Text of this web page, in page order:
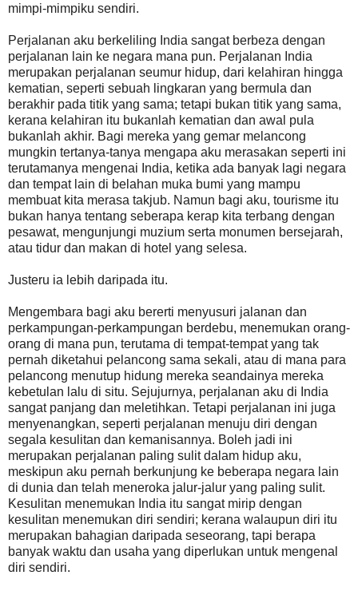
mimpi-mimpiku sendiri.
Perjalanan aku berkeliling India sangat berbeza dengan
perjalanan lain ke negara mana pun. Perjalanan India
merupakan perjalanan seumur hidup, dari kelahiran hingga
kematian, seperti sebuah lingkaran yang bermula dan
berakhir pada titik yang sama; tetapi bukan titik yang sama,
kerana kelahiran itu bukanlah kematian dan awal pula
bukanlah akhir. Bagi mereka yang gemar melancong
mungkin tertanya-tanya mengapa aku merasakan seperti ini
terutamanya mengenai India, ketika ada banyak lagi negara
dan tempat lain di belahan muka bumi yang mampu
membuat kita merasa takjub. Namun bagi aku, tourisme itu
bukan hanya tentang seberapa kerap kita terbang dengan
pesawat, mengunjungi muzium serta monumen bersejarah,
atau tidur dan makan di hotel yang selesa.
Justeru ia lebih daripada itu.
Mengembara bagi aku bererti menyusuri jalanan dan
perkampungan-perkampungan berdebu, menemukan orang-
orang di mana pun, terutama di tempat-tempat yang tak
pernah diketahui pelancong sama sekali, atau di mana para
pelancong menutup hidung mereka seandainya mereka
kebetulan lalu di situ. Sejujurnya, perjalanan aku di India
sangat panjang dan meletihkan. Tetapi perjalanan ini juga
menyenangkan, seperti perjalanan menuju diri dengan
segala kesulitan dan kemanisannya. Boleh jadi ini
merupakan perjalanan paling sulit dalam hidup aku,
meskipun aku pernah berkunjung ke beberapa negara lain
di dunia dan telah meneroka jalur-jalur yang paling sulit.
Kesulitan menemukan India itu sangat mirip dengan
kesulitan menemukan diri sendiri; kerana walaupun diri itu
merupakan bahagian daripada seseorang, tapi berapa
banyak waktu dan usaha yang diperlukan untuk mengenal
diri sendiri.